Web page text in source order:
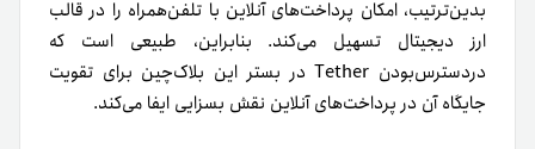
بدین‌ترتیب، امکان پرداخت‌های آنلاین با تلفن‌همراه را در قالب
ارز دیجیتال تسهیل می‌کند. بنابراین، طبیعی است که
در‌دسترس‌بودن Tether در بستر این بلاک‌چین برای تقویت
جایگاه آن در پرداخت‌های آنلاین نقش بسزایی ایفا می‌کند.